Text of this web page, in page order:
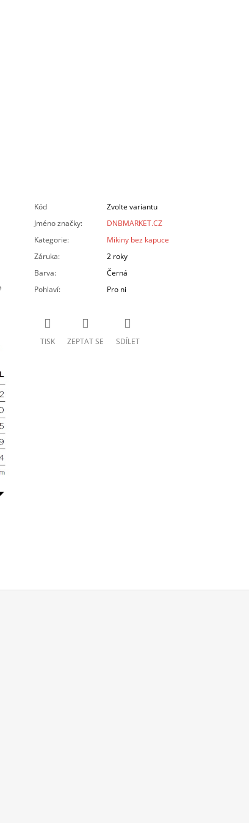
Kód
Zvolte variantu
Jméno značky:
DNBMARKET.CZ
Kategorie:
Mikiny bez kapuce
Záruka:
2 roky
Barva:
Černá
Pohlaví: Pro ni
TISK ZEPTAT SE SDÍLET